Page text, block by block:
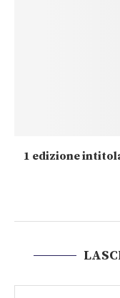
1 edizione